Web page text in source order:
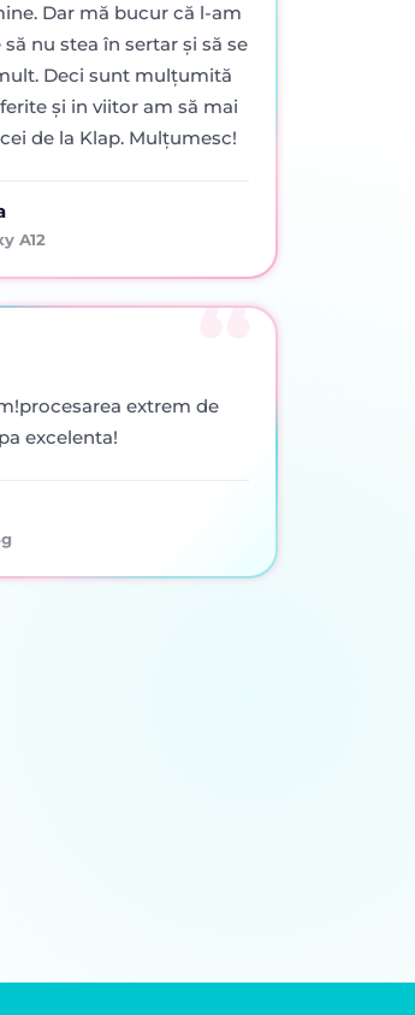
Dar mă bucur că l-am
nu stea în sertar şi să se
Deci sunt mulţumită
şi in viitor am să mai
de la Klap. Mulţumesc!
A12
extrem de
excelenta!